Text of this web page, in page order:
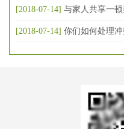
[2018-07-14] 与家人共享一
[2018-07-14] 你们如何处理冲